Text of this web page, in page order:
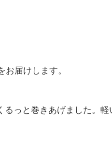
届けします。
っと巻きあげました。